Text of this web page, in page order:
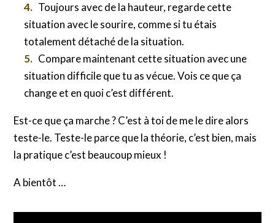
Toujours avec de la hauteur, regarde cette
situation avec le sourire, comme si tu étais
totalement détaché de la situation.
Compare maintenant cette situation avec une
situation difficile que tu as vécue. Vois ce que ça
change et en quoi c’est différent.
Est-ce que ça marche ? C’est à toi de me le dire alors
teste-le. Teste-le parce que la théorie, c’est bien, mais
la pratique c’est beaucoup mieux !
A bientôt …